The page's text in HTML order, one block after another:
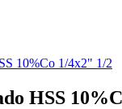
HSS